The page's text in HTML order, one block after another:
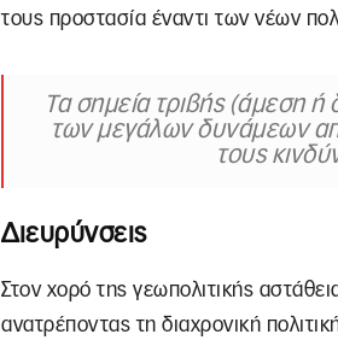
τους προστασία έναντι των νέων
Τα σημεία τριβής (άμεση
των μεγάλων δυνάμεων
τους
Διευρύνσεις
Στον χορό της γεωπολιτικής
ανατρέποντας τη διαχρονική